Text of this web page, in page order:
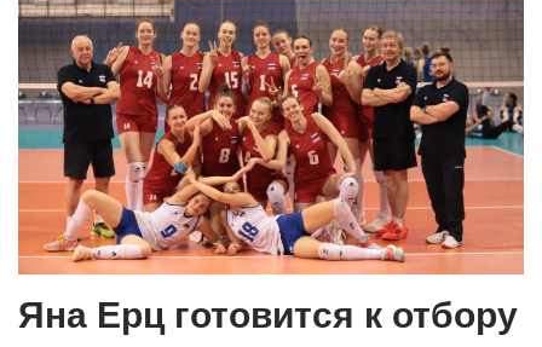
Яна Ерц готовится к отбору